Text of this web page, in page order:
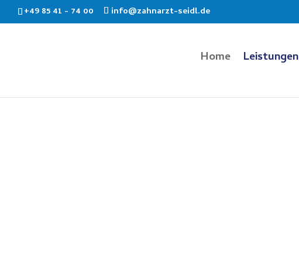
+49 85 41 - 74 00 info@zahnarzt-seidl.de
Home Leistungen